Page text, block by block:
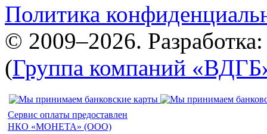
Политика
© 2009–2026.
(Группа компаний
Сервис оплаты предоставлен
НКО «МОНЕТА» (ООО)